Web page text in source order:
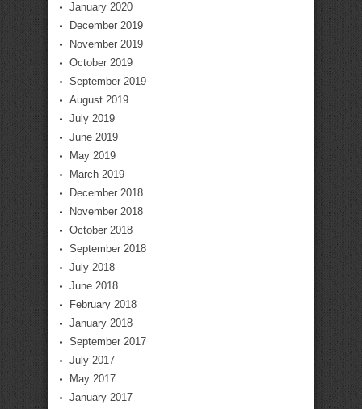
January 2020
December 2019
November 2019
October 2019
September 2019
August 2019
July 2019
June 2019
May 2019
March 2019
December 2018
November 2018
October 2018
September 2018
July 2018
June 2018
February 2018
January 2018
September 2017
July 2017
May 2017
January 2017